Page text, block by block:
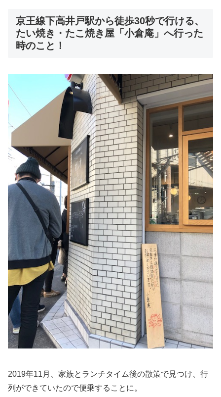
京王線下高井戸駅から徒歩30秒で行ける、
たい焼き・たこ焼き屋「小倉庵」へ行った
時のこと！
2019年11月、家族とランチタイム後の散策で見つけ、行
列ができていたので便乗することに。